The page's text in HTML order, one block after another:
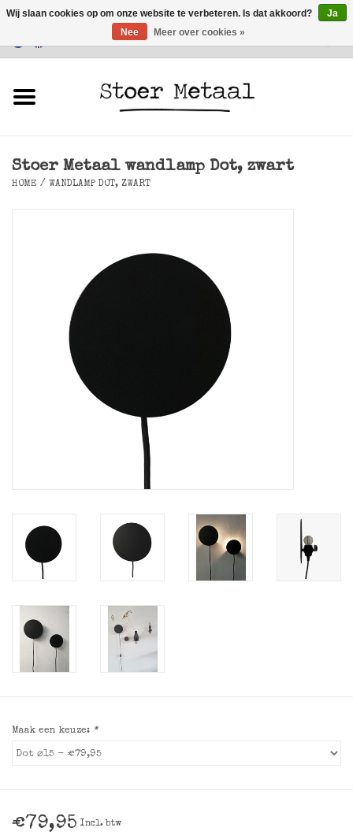
Klantenservice
Verlichting
Stoer Metaal wandlamp Dot, zwart
HOME / WANDLAMP DOT, ZWART
Maak een keuze: *
€79,95 Incl. btw
Wij slaan cookies op om onze website te verbeteren. Is dat akkoord?
Ja
Nee
Meer over cookies »